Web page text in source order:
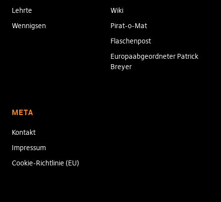
Lehrte
Wennigsen
Wiki
Pirat-o-Mat
Flaschenpost
Europaabgeordneter Patrick
Breyer
META
Kontakt
Impressum
Cookie-Richtlinie (EU)